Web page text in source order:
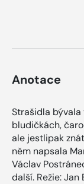
Anotace
Strašidla bývala
bludičkách,
ale jestlipak
něm napsala
Václav
další. Režie: Jan